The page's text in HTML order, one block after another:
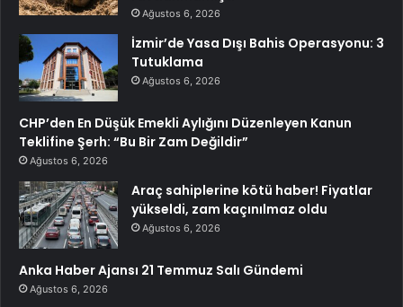
Ağustos 6, 2026
İzmir’de Yasa Dışı Bahis Operasyonu: 3
Tutuklama
Ağustos 6, 2026
CHP’den En Düşük Emekli Aylığını Düzenleyen Kanun
Teklifine Şerh: “Bu Bir Zam Değildir”
Ağustos 6, 2026
Araç sahiplerine kötü haber! Fiyatlar
yükseldi, zam kaçınılmaz oldu
Ağustos 6, 2026
Anka Haber Ajansı 21 Temmuz Salı Gündemi
Ağustos 6, 2026